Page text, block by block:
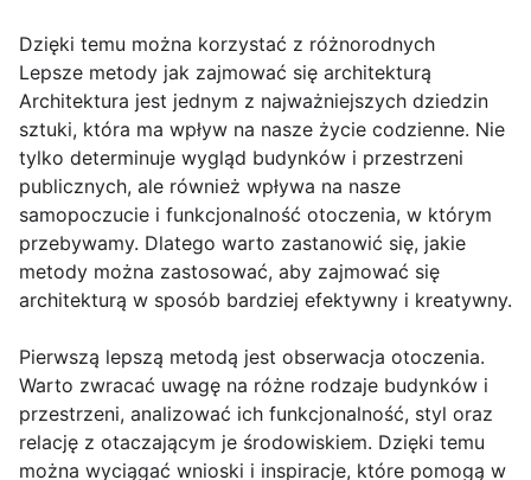
Dzięki temu można korzystać z różnorodnych
Lepsze metody jak zajmować się architekturą
Architektura jest jednym z najważniejszych dziedzin
sztuki, która ma wpływ na nasze życie codzienne. Nie
tylko determinuje wygląd budynków i przestrzeni
publicznych, ale również wpływa na nasze
samopoczucie i funkcjonalność otoczenia, w którym
przebywamy. Dlatego warto zastanowić się, jakie
metody można zastosować, aby zajmować się
architekturą w sposób bardziej efektywny i kreatywny.
Pierwszą lepszą metodą jest obserwacja otoczenia.
Warto zwracać uwagę na różne rodzaje budynków i
przestrzeni, analizować ich funkcjonalność, styl oraz
relację z otaczającym je środowiskiem. Dzięki temu
można wyciągać wnioski i inspiracje, które pomogą w